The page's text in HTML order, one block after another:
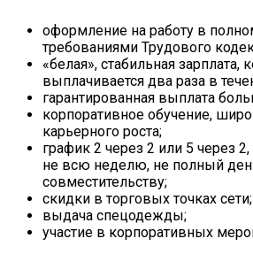
оформление на работу в
требованиями Трудового
«белая», стабильная зарплата,
выплачивается два раза в
гарантированная выплата
корпоративное обучение,
карьерного роста;
график 2 через 2 или 5 через 2,
не всю неделю, не полный
совместительству;
скидки в торговых точках сети;
выдача спецодежды;
участие в корпоративных